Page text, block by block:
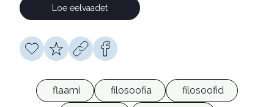
Loe eelvaadet
flaami filosoofia
filosoofid